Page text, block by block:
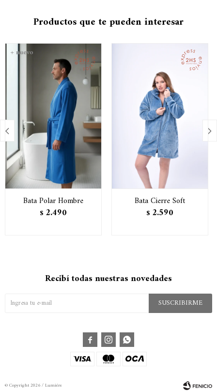
Productos que te pueden interesar
Bata Polar Hombre
$ 2.490
Bata Cierre Soft
$ 2.590
 
Recibí todas nuestras novedades
SUSCRIBIRME
  
© Copyright 2026 / Lumiére